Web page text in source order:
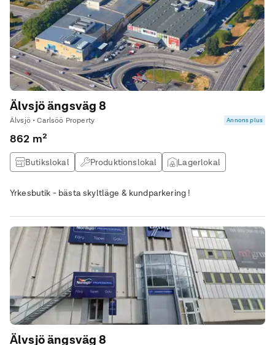
Älvsjö ängsväg 8
Älvsjö • Carlsöö Property Annons plus
862 m²
Butikslokal Produktionslokal
Lagerlokal
Yrkesbutik - bästa skyltläge & kundparkering !
Älvsjö ängsväg 8